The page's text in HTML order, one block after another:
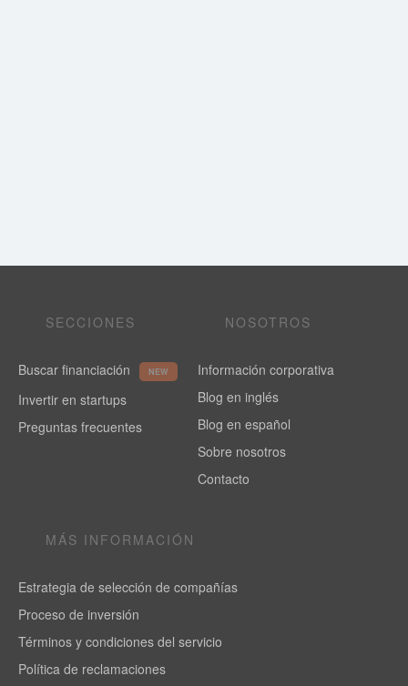
SECCIONES
Buscar financiación NEW
Invertir en startups
Preguntas frecuentes
NOSOTROS
Información corporativa
Blog en inglés
Blog en español
Sobre nosotros
Contacto
MÁS INFORMACIÓN
Estrategia de selección de compañías
Proceso de inversión
Términos y condiciones del servicio
Política de reclamaciones